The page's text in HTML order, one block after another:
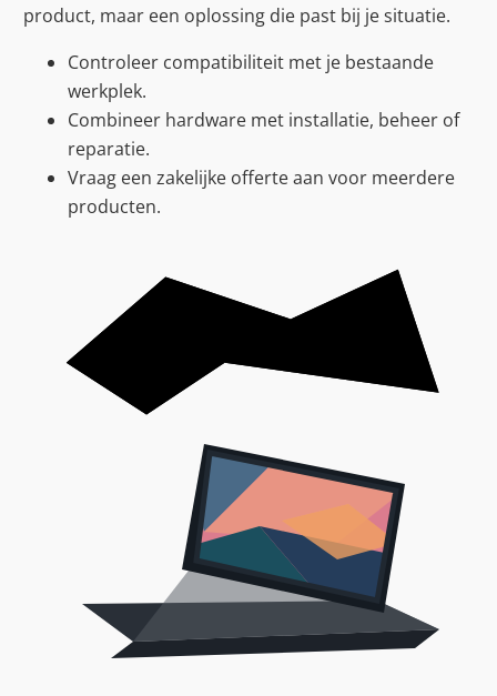
product, maar een oplossing die past bij je situatie.
Controleer compatibiliteit met je bestaande
werkplek.
Combineer hardware met installatie, beheer of
reparatie.
Vraag een zakelijke offerte aan voor meerdere
producten.